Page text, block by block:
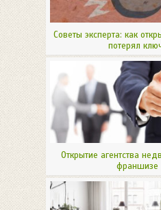
Советы эксперта: как
потерял
Открытие агентства
франшизе